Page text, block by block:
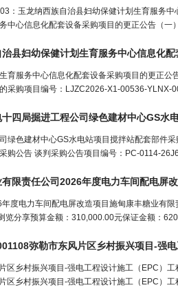
：玉龙纳西族自治县妇幼保健计划生育服务
中心信息化配套设备采购项目的更正公告（
县妇幼保健计划生育服务中心信息化
育服务中心信息化配套设备采购项目的更正
采购项目编号：LJZC2026-X1-00536-
十四局掘进工程公司绿色建材中心GS水
绿色建材中心GS水电站项目搅拌站配套部件
购公告 谈判采购公告项目编号：PC-0114-
限责任公司2026年度电力车间配电屏
度电力车间配电屏改造项目施甸康丰糖业有
览分享预算金额：310,000.00元保证金额：
弥勒市东风片区乡村振兴项目-强电
区乡村振兴项目-强电工程设计施工（EPC）
区乡村振兴项目-强电工程设计施工（EPC）